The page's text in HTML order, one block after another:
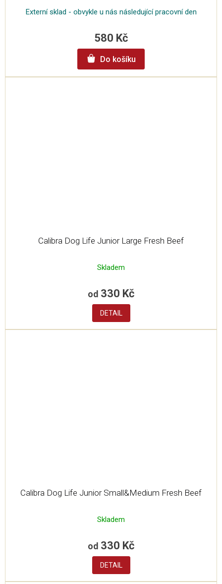
Externí sklad - obvykle u nás následující pracovní den
580 Kč
Do košíku
Calibra Dog Life Junior Large Fresh Beef
Skladem
od 330 Kč
DETAIL
Calibra Dog Life Junior Small&Medium Fresh Beef
Skladem
od 330 Kč
DETAIL